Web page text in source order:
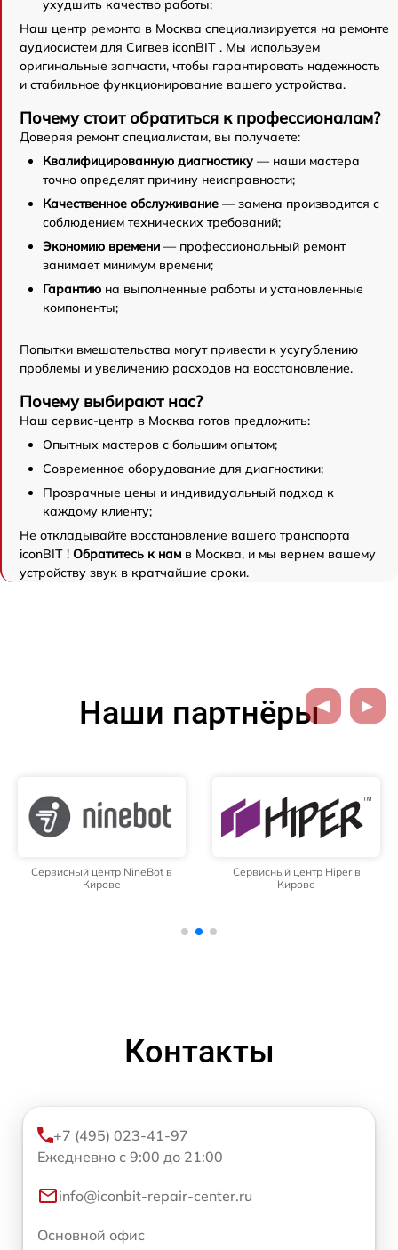
ухудшить качество работы;
Наш центр ремонта в Москва специализируется на ремонте
аудиосистем для Сигвев iconBIT . Мы используем
оригинальные запчасти, чтобы гарантировать надежность
и стабильное функционирование вашего устройства.
Почему стоит обратиться к профессионалам?
Доверяя ремонт специалистам, вы получаете:
Квалифицированную диагностику — наши мастера
точно определят причину неисправности;
Качественное обслуживание — замена производится с
соблюдением технических требований;
Экономию времени — профессиональный ремонт
занимает минимум времени;
Гарантию на выполненные работы и установленные
компоненты;
Попытки вмешательства могут привести к усугублению
проблемы и увеличению расходов на восстановление.
Почему выбирают нас?
Наш сервис-центр в Москва готов предложить:
Опытных мастеров с большим опытом;
Современное оборудование для диагностики;
Прозрачные цены и индивидуальный подход к
каждому клиенту;
Не откладывайте восстановление вашего транспорта
iconBIT ! Обратитесь к нам в Москва, и мы вернем вашему
устройству звук в кратчайшие сроки.
Наши партнёры
Сервисный центр NineBot в
Кирове
Сервисный центр Hiper в
Кирове
Контакты
+7 (495) 023-41-97
Ежедневно с 9:00 до 21:00
info@iconbit-repair-center.ru
Основной офис